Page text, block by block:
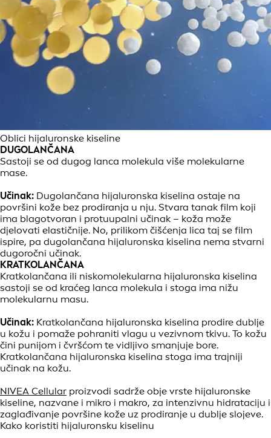
Oblici hijaluronske kiseline
DUGOLANČANA
Sastoji se od dugog lanca molekula više molekularne
mase.
Učinak: Dugolančana hijaluronska kiselina ostaje na
površini kože bez prodiranja u nju. Stvara tanak film koji
ima blagotvoran i protuupalni učinak – koža može
djelovati elastičnije. No, prilikom čišćenja lica taj se film
ispire, pa dugolančana hijaluronska kiselina nema stvarni
dugoročni učinak.
KRATKOLANČANA
Kratkolančana ili niskomolekularna hijaluronska kiselina
sastoji se od kraćeg lanca molekula i stoga ima nižu
molekularnu masu.
Učinak: Kratkolančana hijaluronska kiselina prodire dublje
u kožu i pomaže pohraniti vlagu u vezivnom tkivu. To kožu
čini punijom i čvršćom te vidljivo smanjuje bore.
Kratkolančana hijaluronska kiselina stoga ima trajniji
učinak na kožu.
NIVEA Cellular proizvodi sadrže obje vrste hijaluronske
kiseline, nazvane i mikro i makro, za intenzivnu hidrataciju i
zaglađivanje površine kože uz prodiranje u dublje slojeve.
Kako koristiti hijaluronsku kiselinu